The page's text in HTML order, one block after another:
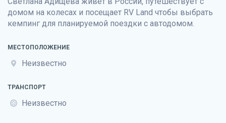
домом на колесах и посещает RV Land чтобы выбрать
кемпинг для планируемой поездки с автодомом.
МЕСТОПОЛОЖЕНИЕ
Неизвестно
ТРАНСПОРТ
Неизвестно